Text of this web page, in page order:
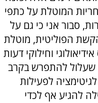
המוטלת על כתפי
סבור אני כי גם על
הפוליטית, מוטלת
וחילוקי דעות
שעלול להתפרש בקרב
לפעילות
להגיע אף לכדי